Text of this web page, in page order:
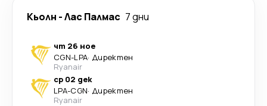
Кьолн -Лас Палмас 7 дни
чт 26 ное
CGN-LPA· Директен
Ryanair
ср 02 дек
LPA-CGN· Директен
Ryanair